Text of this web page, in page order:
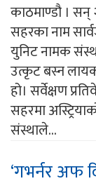
काठमाण्डौ । सन्
सहरका नाम
युनिट नामक
उत्कृट बस्न
हो। सर्वेक्षण
सहरमा
संस्थाले...
‘गभर्नर अफ